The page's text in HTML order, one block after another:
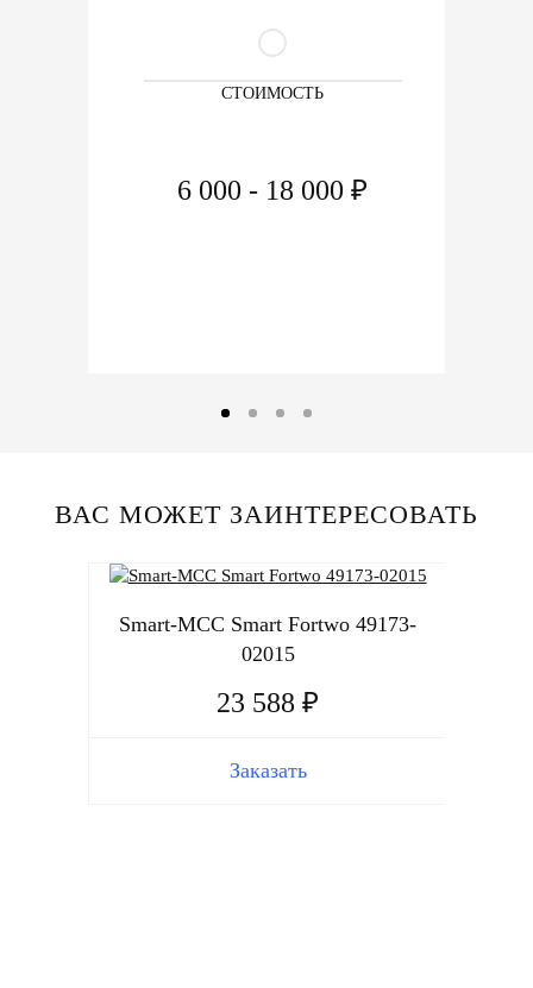
СТОИМОСТЬ
6 000 - 18 000 ₽
ВАС МОЖЕТ ЗАИНТЕРЕСОВАТЬ
Smart-MCC Smart Fortwo 49173-
02015
23 588 ₽
Заказать